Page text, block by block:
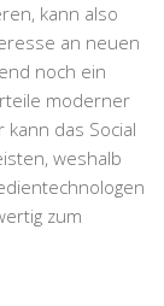
kann also
an neuen
noch ein
moderner
das Social
weshalb
zum